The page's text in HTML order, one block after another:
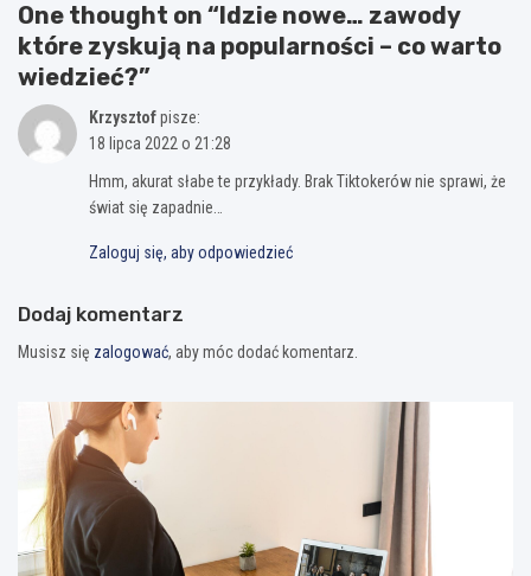
One thought on “Idzie nowe… zawody
które zyskują na popularności – co warto
wiedzieć?”
Krzysztofpisze:
18 lipca 2022 o 21:28
Hmm, akurat słabe te przykłady. Brak Tiktokerów nie sprawi, że
świat się zapadnie…
Zaloguj się, aby odpowiedzieć
Dodaj komentarz
Musisz się zalogować, aby móc dodać komentarz.